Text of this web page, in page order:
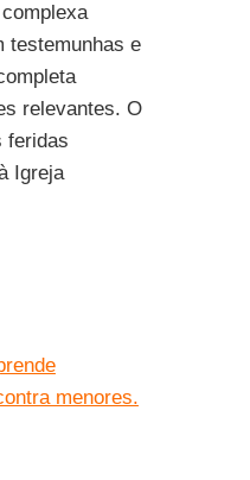
testemunhas e
relevantes. O
feridas
Igreja
menores.